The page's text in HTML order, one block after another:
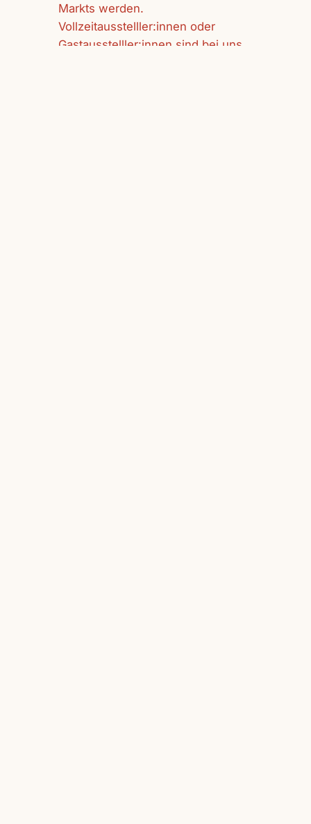
Markts werden.
Vollzeitausstelller:innen oder
Gastausstelller:innen sind bei uns